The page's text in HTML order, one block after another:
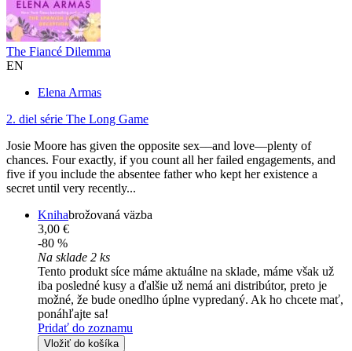
The Fiancé Dilemma
EN
Elena Armas
2. diel série The Long Game
Josie Moore has given the opposite sex––and love––plenty of
chances. Four exactly, if you count all her failed engagements, and
five if you include the absentee father who kept her existence a
secret until very recently...
Knihabrožovaná väzba
3,00 €
-80 %
Na sklade 2 ks
Tento produkt síce máme aktuálne na sklade, máme však už
iba posledné kusy a ďalšie už nemá ani distribútor, preto je
možné, že bude onedlho úplne vypredaný. Ak ho chcete mať,
ponáhľajte sa!
Pridať do zoznamu
Vložiť do košíka